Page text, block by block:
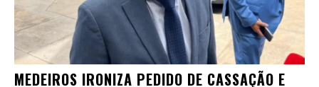
MEDEIROS IRONIZA PEDIDO DE CASSAÇÃO E